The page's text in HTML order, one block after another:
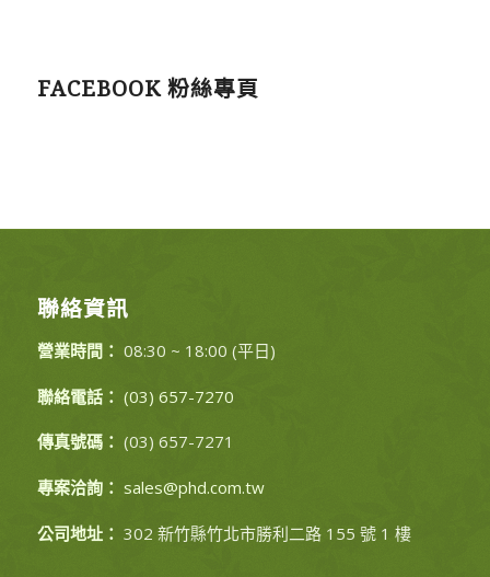
FACEBOOK 粉絲專頁
聯絡資訊
營業時間： 08:30 ~ 18:00 (平日)
聯絡電話： (03) 657-7270
傳真號碼： (03) 657-7271
專案洽詢： sales@phd.com.tw
公司地址： 302 新竹縣竹北市勝利二路 155 號 1 樓